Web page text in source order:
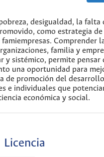
desigualdad, la falta
como estrategia de
Comprender
familia y
y sistémico, permite pensar
una oportunidad para
de promoción del
e individuales que
económica y social.
Licencia